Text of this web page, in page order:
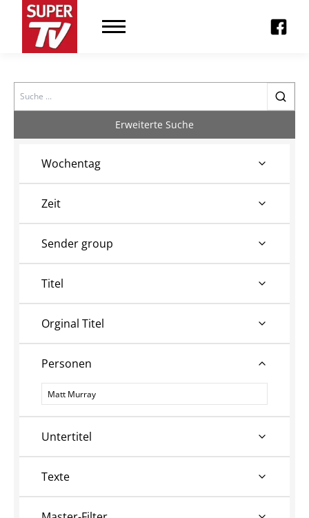
Search
Erweiterte Suche
Wochentag
Zeit
Sender group
Titel
Orginal Titel
Personen
Personen
Untertitel
Texte